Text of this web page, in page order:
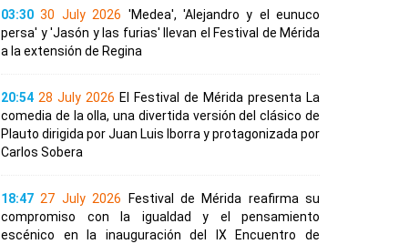
03:30 30 July 2026 'Medea', 'Alejandro y el eunuco
persa' y 'Jasón y las furias' llevan el Festival de Mérida
a la extensión de Regina
20:54 28 July 2026 El Festival de Mérida presenta La
comedia de la olla, una divertida versión del clásico de
Plauto dirigida por Juan Luis Iborra y protagonizada por
Carlos Sobera
18:47 27 July 2026
Festival de Mérida reafirma su
compromiso con la igualdad y el pensamiento
escénico en la inauguración del IX Encuentro de